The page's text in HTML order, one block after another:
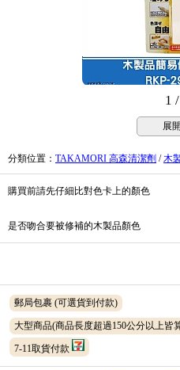
1
展
分類位置 ： TAKAMORI 高森清潔劑 /木
購買前請先仔細比對色卡上的顏色
是否吻合要被修補的木製品顏色
郵局包裹 (可選貨到付款)
大型商品(商品長度超過150公分以上皆
7-11取貨付款